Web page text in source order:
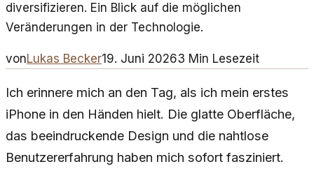
diversifizieren. Ein Blick auf die möglichen
Veränderungen in der Technologie.
vonLukas Becker19. Juni 20263 Min Lesezeit
Ich erinnere mich an den Tag, als ich mein erstes
iPhone in den Händen hielt. Die glatte Oberfläche,
das beeindruckende Design und die nahtlose
Benutzererfahrung haben mich sofort fasziniert.